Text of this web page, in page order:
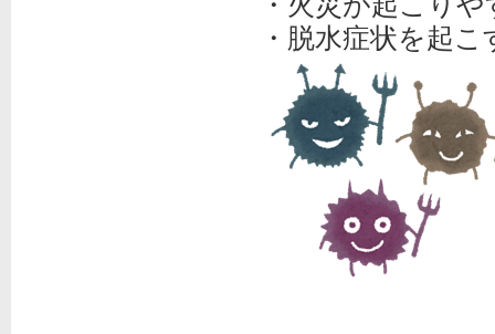
・脱水症状を起こ